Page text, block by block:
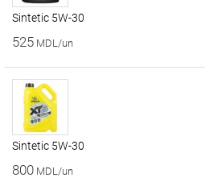
Sintetic 5W-30
525 MDL/un
Sintetic 5W-30
800 MDL/un